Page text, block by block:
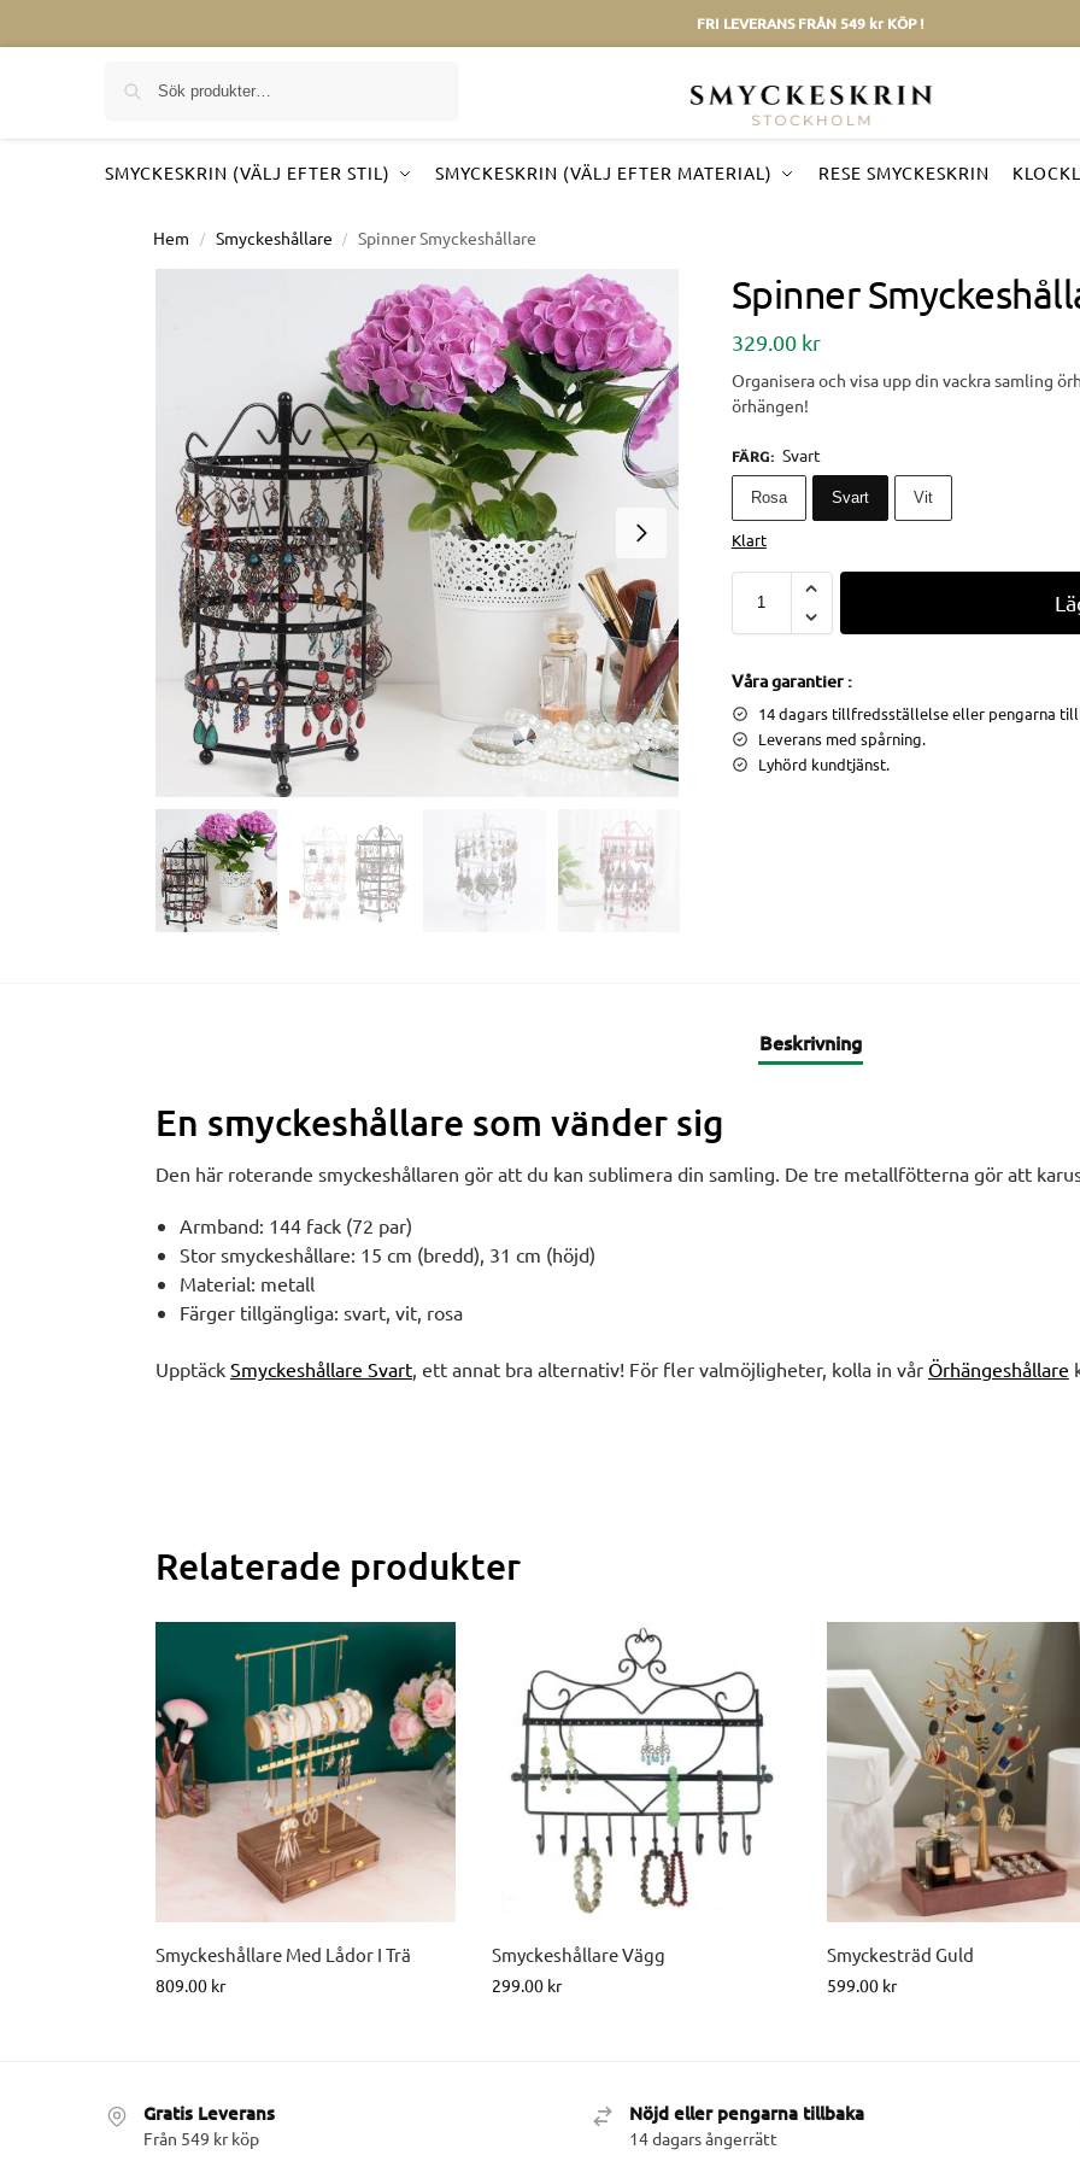
FRI LEVERANS FRÅN 549 kr KÖP !
SMYCKESKRIN (VÄLJ EFTER STIL) SMYCKESKRIN (VÄLJ EFTER MATERIAL) RESE SMYCKESKRIN
Hem / Smyckeshållare / Spinner Smyckeshållare
Spinner
329.00 kr
Organisera och visa upp din vackra samling
örhängen!
FÄRG: Svart
Rosa Svart Vit
Klart
Våra garantier :
14 dagars tillfredsställelse eller pengarna
Leverans med spårning.
Lyhörd kundtjänst.
Beskrivning
En smyckeshållare som vänder sig
Den här roterande smyckeshållaren gör att du kan sublimera din samling. De tre metallfötterna gör att
Armband: 144 fack (72 par)
Stor smyckeshållare: 15 cm (bredd), 31 cm (höjd)
Material: metall
Färger tillgängliga: svart, vit, rosa
Upptäck Smyckeshållare Svart, ett annat bra alternativ! För fler valmöjligheter, kolla in vår Örhängeshållare
Relaterade produkter
Smyckeshållare Med Lådor I Trä
809.00 kr
Smyckeshållare Vägg
299.00 kr
Smyckesträd Guld
599.00 kr
Gratis Leverans
Från 549 kr köp
Nöjd eller pengarna tillbaka
14 dagars ångerrätt